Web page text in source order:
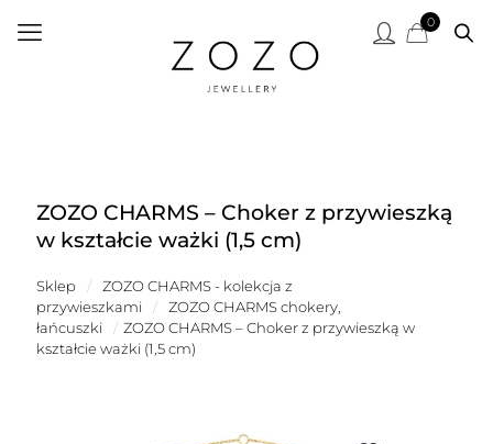
0
ZOZO CHARMS – Choker z przywieszką
w kształcie ważki (1,5 cm)
Sklep /
ZOZO CHARMS - kolekcja z
przywieszkami
/
ZOZO CHARMS chokery,
łańcuszki
/ ZOZO CHARMS – Choker z przywieszką w
kształcie ważki (1,5 cm)